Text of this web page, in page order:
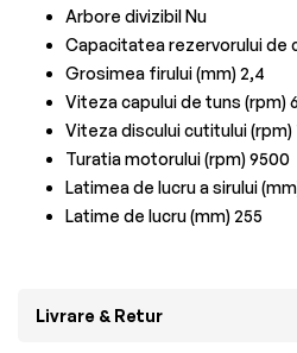
Arbore divizibil Nu
Capacitatea rezervorului de
Grosimea firului (mm) 2,4
Viteza capului de tuns (rpm)
Viteza discului cutitului (rpm)
Turatia motorului (rpm) 9500
Latimea de lucru a sirului
Latime de lucru (mm) 255
Livrare & Retur